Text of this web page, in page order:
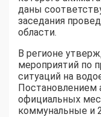
даны
заседания
области.
В регионе
мероприятий по
ситуаций на
Постановлением
официальных
коммунальные и